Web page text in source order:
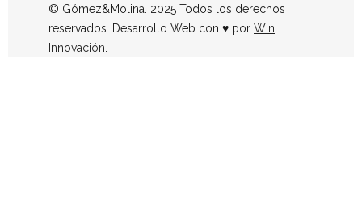
© Gómez&Molina. 2025 Todos los derechos
reservados. Desarrollo Web con ♥ por Win
Innovación